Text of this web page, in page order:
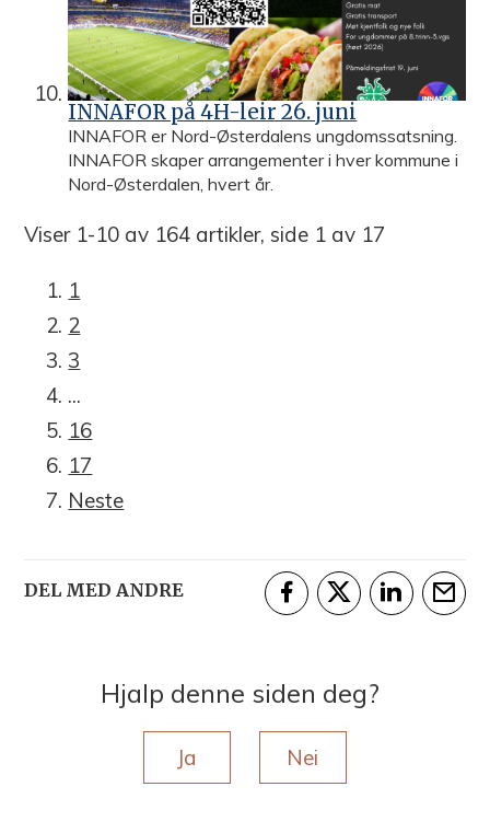
INNAFOR på 4H-leir 26. juni
INNAFOR er Nord-Østerdalens ungdomssatsning.
INNAFOR skaper arrangementer i hver kommune i
Nord-Østerdalen, hvert år.
Viser 1-10 av 164 artikler,side 1 av 17
1
2
3
...
16
17
Neste
DEL MED ANDRE
Hjalp denne siden deg?
Ja Nei